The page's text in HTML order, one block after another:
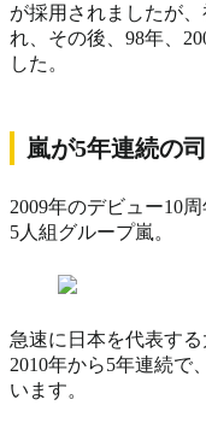
が採用されましたが
れ、その後、98年、
した。
嵐が5年連続の
2009年のデビュー10
5人組グループ嵐。
急速に日本を代表す
2010年から5年連続で
います。